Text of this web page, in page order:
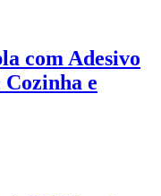
com Adesivo
e